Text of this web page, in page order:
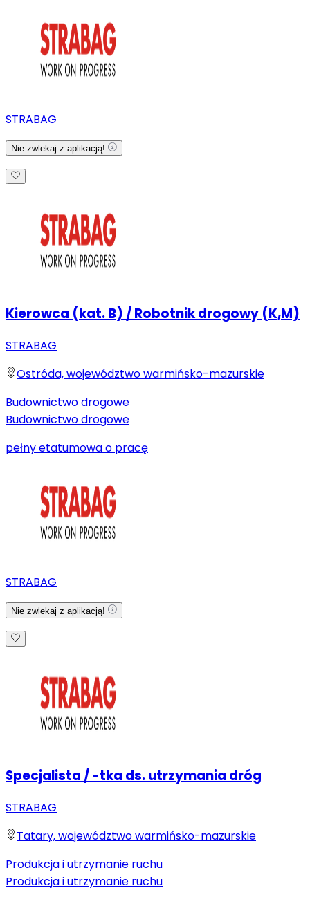
STRABAG
Nie zwlekaj z aplikacją!
Kierowca (kat. B) / Robotnik drogowy (K,M)
STRABAG
Ostróda, województwo warmińsko-mazurskie
Budownictwo drogowe
Budownictwo drogowe
pełny etatumowa o pracę
STRABAG
Nie zwlekaj z aplikacją!
Specjalista / -tka ds. utrzymania dróg
STRABAG
Tatary, województwo warmińsko-mazurskie
Produkcja i utrzymanie ruchu
Produkcja i utrzymanie ruchu